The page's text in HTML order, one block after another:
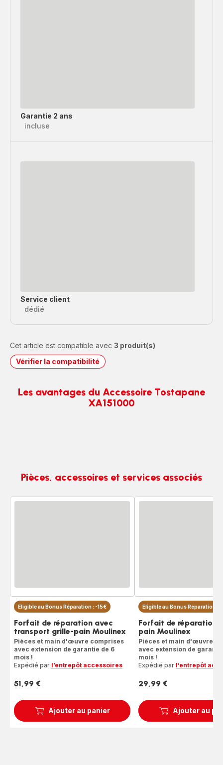
Garantie 2 ans
incluse
Service client
dédié
Cet article est compatible avec 3 produit(s)
Vérifier la compatibilité
Les avantages du Accessoire Tostapane
XA151000
Pièces, accessoires et services associés
Ajouter au panier
Eligible au Bonus Réparation : -15€
Forfait de réparation avec
transport grille-pain Moulinex
Pièces et main d'œuvre comprises
avec extension de garantie de 6
mois !
Expédié par l’entrepôt accessoires
Prix
51,99 €
Ajouter au
Eligible au Bonus Réparation : -
Forfait de réparation
pain Moulinex
Pièces et main d'œuvre
avec extension de
mois !
Expédié par l’entrepôt
Prix
29,99 €